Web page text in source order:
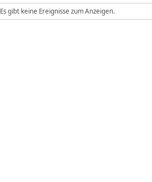
Es gibt keine Ereignisse zum Anzeigen.